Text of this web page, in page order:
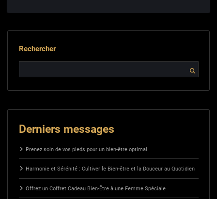
Rechercher
Derniers messages
Prenez soin de vos pieds pour un bien-être optimal
Harmonie et Sérénité : Cultiver le Bien-être et la Douceur au Quotidien
Offrez un Coffret Cadeau Bien-Être à une Femme Spéciale